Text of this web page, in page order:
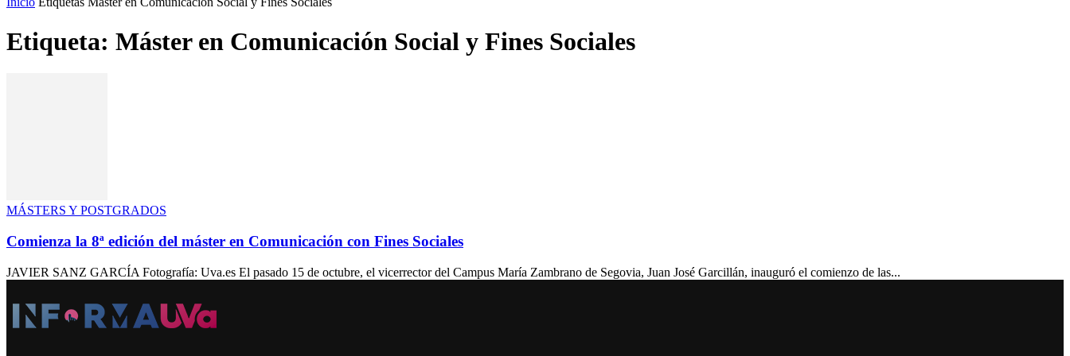
Etiqueta: Máster en Comunicación Social y Fines Sociales
MÁSTERS Y POSTGRADOS
Comienza la 8ª edición del máster en Comunicación con Fines Sociales
JAVIER SANZ GARCÍA Fotografía: Uva.es El pasado 15 de octubre, el vicerrector del Campus María Zambrano de Segovia, Juan José Garcillán, inauguró el comienzo de las...